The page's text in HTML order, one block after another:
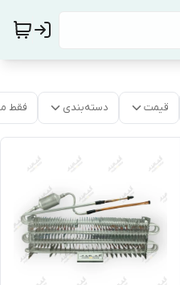
قیمت دسته‌بندی فقط